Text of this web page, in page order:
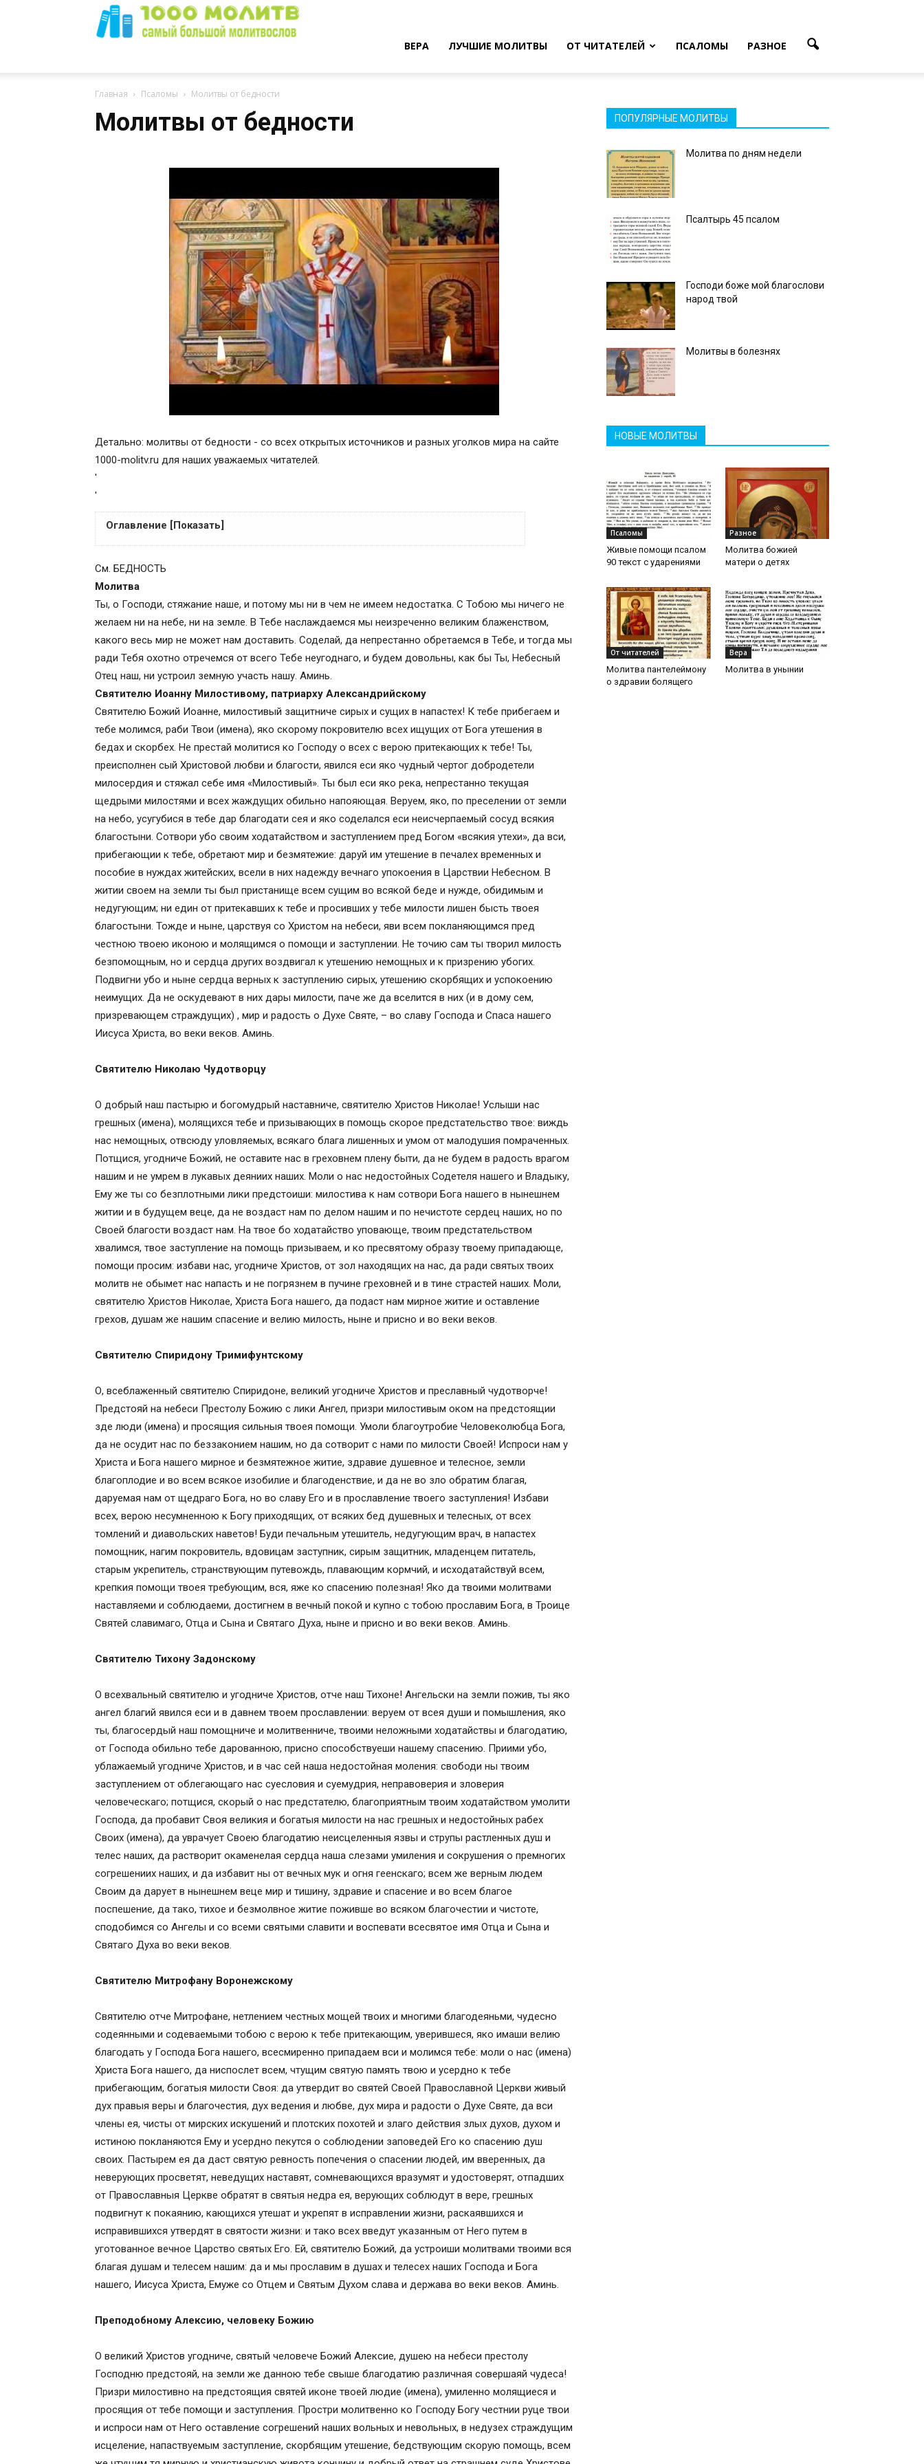
ВЕРА ЛУЧШИЕ МОЛИТВЫ ОТ ЧИТАТЕЛЕЙ ПСАЛОМЫ РАЗНОЕ
Главная Псаломы Молитвы от бедности
Молитвы от бедности
Детально: молитвы от бедности - со всех открытых источников и разных уголков мира на сайте
1000-molitv.ru для наших уважаемых читателей.
'
'
Оглавление [Показать]
* * *
тебе, ангеле Христов, хранитель моея души и тела. Иже ведаешь делами моими,
направляешь меня, посылаешь мне счастливый случай, та не оставь и в миг неудач
моих. Прости мои прегрешения, поелику погреших против веры. Защити, святый, от
невезения. Пусть неудачи обходят стороной раба Божия (имя), пусть во всех
делах моих вершится воля Господа, Человеколюбче, и никогда не пострадаю я от
невезения и нищеты. О сем молю тебя, благодетель. Аминь.
Святитель Иоанн Милостивый, Патриарх Александрийский
благосостояния и нищеты
Молитва святителю Спиридону Тримифунтскому, дарующая безмятежное,
безбедное существование
Молитва святителю Тихону Задонскому для ниспослания безбедной
жизни и избавления от бедности
О великий Христов угодниче, святый человече Божий Алексие, душею на небеси
престолу Господню предстояй, на земли же данною тебе свыше благодатию
различная совершаяй чудеса! Призри милостив-но на предстоящия святей иконе
твоей людие (имена), умиленно молящиеся и просящия от тебе помощи и
утешения в скорби безденежья
Молитва пред иконами Божией Матери «Казанская» для избавления от
бедности и уныния при появлении денежных проблем
Молитва пред иконами Божией Матери «Покров Пресвятой Богородицы»
для защиты от денежных проблем
Сочавскому
Обратите внимание на похожие темы
Предыдущая запись
Поделитесь страницей в социальных сетях
См. БЕДНОСТЬ
Молитва
Ты, о Господи, стяжание наше, и потому мы ни в чем не имеем недостатка. С Тобою мы ничего не
желаем ни на небе, ни на земле. В Тебе наслаждаемся мы неизреченно великим блаженством,
какого весь мир не может нам доставить. Соделай, да непрестанно обретаемся в Тебе, и тогда мы
ради Тебя охотно отречемся от всего Тебе неугоднаго, и будем довольны, как бы Ты, Небесный
Отец наш, ни устроил земную участь нашу. Аминь.
Святителю Иоанну Милостивому, патриарху Александрийскому
Святителю Божий Иоанне, милостивый защитниче сирых и сущих в напастех! К тебе прибегаем и
тебе молимся, раби Твои (имена), яко скорому покровителю всех ищущих от Бога утешения в
бедах и скорбех. Не престай молитися ко Господу о всех с верою притекающих к тебе! Ты,
преисполнен сый Христовой любви и благости, явился еси яко чудный чертог добродетели
милосердия и стяжал себе имя «Милостивый». Ты был еси яко река, непрестанно текущая
щедрыми милостями и всех жаждущих обильно напояющая. Веруем, яко, по преселении от земли
на небо, усугубися в тебе дар благодати сея и яко соделался еси неисчерпаемый сосуд всякия
благостыни. Сотвори убо своим ходатайством и заступлением пред Богом «всякия утехи», да вси,
прибегающии к тебе, обретают мир и безмятежие: даруй им утешение в печалех временных и
пособие в нуждах житейских, всели в них надежду вечнаго упокоения в Царствии Небесном. В
житии своем на земли ты был пристанище всем сущим во всякой беде и нужде, обидимым и
недугующим; ни един от притекавших к тебе и просивших у тебе милости лишен бысть твоея
благостыни. Тожде и ныне, царствуя со Христом на небеси, яви всем покланяющимся пред
честною твоею иконою и молящимся о помощи и заступлении. Не точию сам ты творил милость
безпомощным, но и сердца других воздвигал к утешению немощных и к призрению убогих.
Подвигни убо и ныне сердца верных к заступлению сирых, утешению скорбящих и успокоению
неимущих. Да не оскудевают в них дары милости, паче же да вселится в них (и в дому сем,
призревающем страждущих) , мир и радость о Духе Святе, – во славу Господа и Спаса нашего
Иисуса Христа, во веки веков. Аминь.
Святителю Николаю Чудотворцу
О добрый наш пастырю и богомудрый наставниче, святителю Христов Николае! Услыши нас
грешных (имена), молящихся тебе и призывающих в помощь скорое предстательство твое: виждь
нас немощных, отвсюду уловляемых, всякаго блага лишенных и умом от малодушия помраченных.
Потщися, угодниче Божий, не оставите нас в греховнем плену быти, да не будем в радость врагом
нашим и не умрем в лукавых деяниих наших. Моли о нас недостойных Содетеля нашего и Владыку,
Ему же ты со безплотными лики предстоиши: милостива к нам сотвори Бога нашего в нынешнем
житии и в будущем веце, да не воздаст нам по делом нашим и по нечистоте сердец наших, но по
Своей благости воздаст нам. На твое бо ходатайство уповающе, твоим предстательством
хвалимся, твое заступление на помощь призываем, и ко пресвятому образу твоему припадающе,
помощи просим: избави нас, угодниче Христов, от зол находящих на нас, да ради святых твоих
молитв не обымет нас напасть и не погрязнем в пучине греховней и в тине страстей наших. Моли,
святителю Христов Николае, Христа Бога нашего, да подаст нам мирное житие и оставление
грехов, душам же нашим спасение и велию милость, ныне и присно и во веки веков.
Святителю Спиридону Тримифунтскому
О, всеблаженный святителю Спиридоне, великий угодниче Христов и преславный чудотворче!
Предстояй на небеси Престолу Божию с лики Ангел, призри милостивым оком на предстоящии
зде люди (имена) и просящия сильныя твоея помощи. Умоли благоутробие Человеколюбца Бога,
да не осудит нас по беззаконием нашим, но да сотворит с нами по милости Своей! Испроси нам у
Христа и Бога нашего мирное и безмятежное житие, здравие душевное и телесное, земли
благоплодие и во всем всякое изобилие и благоденствие, и да не во зло обратим благая,
даруемая нам от щедраго Бога, но во славу Его и в прославление твоего заступления! Избави
всех, верою несумненною к Богу приходящих, от всяких бед душевных и телесных, от всех
томлений и диавольских наветов! Буди печальным утешитель, недугующим врач, в напастех
помощник, нагим покровитель, вдовицам заступник, сирым защитник, младенцем питатель,
старым укрепитель, странствующим путевождь, плавающим кормчий, и исходатайствуй всем,
крепкия помощи твоея требующим, вся, яже ко спасению полезная! Яко да твоими молитвами
наставляеми и соблюдаеми, достигнем в вечный покой и купно с тобою прославим Бога, в Троице
Святей славимаго, Отца и Сына и Святаго Духа, ныне и присно и во веки веков. Аминь.
Святителю Тихону Задонскому
О всехвальный святителю и угодниче Христов, отче наш Тихоне! Ангельски на земли пожив, ты яко
ангел благий явился еси и в давнем твоем прославлении: веруем от всея души и помышления, яко
ты, благосердый наш помощниче и молитвенниче, твоими неложными ходатайствы и благодатию,
от Господа обильно тебе дарованною, присно способствуеши нашему спасению. Приими убо,
ублажаемый угодниче Христов, и в час сей наша недостойная моления: свободи ны твоим
заступлением от облегающаго нас суесловия и суемудрия, неправоверия и зловерия
человеческаго; потщися, скорый о нас предстателю, благоприятным твоим ходатайством умолити
Господа, да пробавит Своя великия и богатыя милости на нас грешных и недостойных рабех
Своих (имена), да уврачует Своею благодатию неисцеленныя язвы и струпы растленных душ и
телес наших, да растворит окаменелая сердца наша слезами умиления и сокрушения о премногих
согрешениих наших, и да избавит ны от вечных мук и огня геенскаго; всем же верным людем
Своим да дарует в нынешнем веце мир и тишину, здравие и спасение и во всем благое
поспешение, да тако, тихое и безмолвное житие поживше во всяком благочестии и чистоте,
сподобимся со Ангелы и со всеми святыми славити и воспевати всесвятое имя Отца и Сына и
Святаго Духа во веки веков.
Святителю Митрофану Воронежскому
Святителю отче Митрофане, нетлением честных мощей твоих и многими благодеяньми, чудесно
содеянными и содеваемыми тобою с верою к тебе притекающим, уверившеся, яко имаши велию
благодать у Господа Бога нашего, всесмиренно припадаем вси и молимся тебе: моли о нас (имена)
Христа Бога нашего, да ниспослет всем, чтущим святую память твою и усердно к тебе
прибегающим, богатыя милости Своя: да утвердит во святей Своей Православной Церкви живый
дух правыя веры и благочестия, дух ведения и любве, дух мира и радости о Духе Святе, да вси
члены ея, чисты от мирских искушений и плотских похотей и злаго действия злых духов, духом и
истиною покланяются Ему и усердно пекутся о соблюдении заповедей Его ко спасению душ
своих. Пастырем ея да даст святую ревность попечения о спасении людей, им вверенных, да
неверующих просветят, неведущих наставят, сомневающихся вразумят и удостоверят, отпадших
от Православныя Церкве обратят в святыя недра ея, верующих соблюдут в вере, грешных
подвигнут к покаянию, кающихся утешат и укрепят в исправлении жизни, раскаявшихся и
исправившихся утвердят в святости жизни: и тако всех введут указанным от Него путем в
уготованное вечное Царство святых Его. Ей, святителю Божий, да устроиши молитвами твоими вся
благая душам и телесем нашим: да и мы прославим в душах и телесех наших Господа и Бога
нашего, Иисуса Христа, Емуже со Отцем и Святым Духом слава и держава во веки веков. Аминь.
Преподобному Алексию, человеку Божию
О великий Христов угодниче, святый человече Божий Алексие, душею на небеси престолу
Господню предстояй, на земли же данною тебе свыше благодатию различная совершаяй чудеса!
Призри милостивно на предстоящия святей иконе твоей людие (имена), умиленно молящиеся и
просящия от тебе помощи и заступления. Простри молитвенно ко Господу Богу честнии руце твои
и испроси нам от Него оставление согрешений наших вольных и невольных, в недузех страждущим
исцеление, напаствуемым заступление, скорбящим утешение, бедствующим скорую помощь, всем
ПОПУЛЯРНЫЕ МОЛИТВЫ
Молитва по дням недели
Псалтырь 45 псалом
Господи боже мой благослови
народ твой
Молитвы в болезнях
НОВЫЕ МОЛИТВЫ
Псаломы
Живые помощи псалом
90 текст с ударениями
Разное
Молитва божией
матери о детях
От читателей
Молитва пантелеймону
о здравии болящего
Вера
Молитва в унынии